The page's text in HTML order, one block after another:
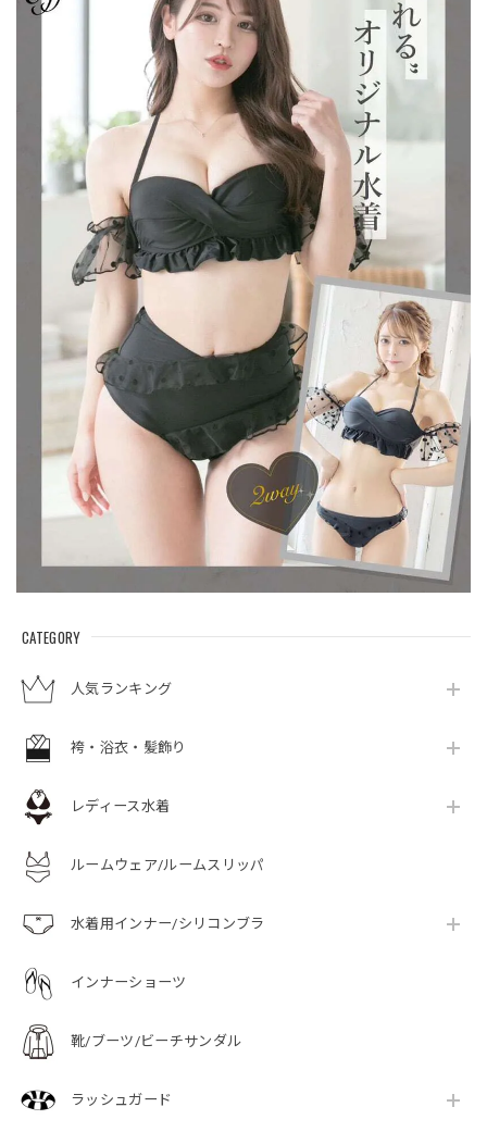
CATEGORY
人気ランキング
袴・浴衣・髪飾り
レディース水着
ルームウェア/ルームスリッパ
水着用インナー/シリコンブラ
インナーショーツ
靴/ブーツ/ビーチサンダル
ラッシュガード